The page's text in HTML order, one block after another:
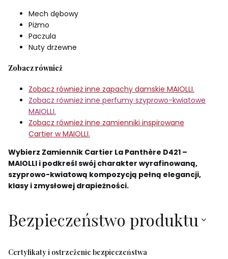
Mech dębowy
Piżmo
Paczula
Nuty drzewne
Zobacz również
Zobacz również inne zapachy damskie MAIOLLI.
Zobacz również inne perfumy szyprowo-kwiatowe
MAIOLLI.
Zobacz również inne zamienniki inspirowane
Cartier w MAIOLLI.
Wybierz Zamiennik Cartier La Panthère D421 –
MAIOLLI i podkreśl swój charakter wyrafinowaną,
szyprowo-kwiatową kompozycją pełną elegancji,
klasy i zmysłowej drapieżności.
Bezpieczeństwo produktu
Certyfikaty i ostrzeżenie bezpieczeństwa